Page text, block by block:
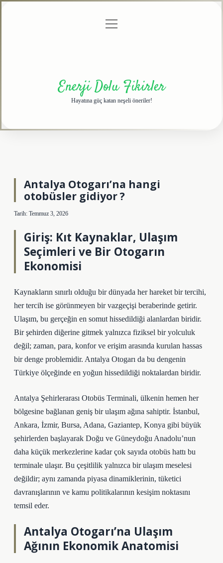
menüyü
Enerji Dolu Fikirler
Hayatına güç katan neşeli öneriler!
Antalya Otogarı’na hangi
otobüsler gidiyor ?
Tarih: Temmuz 3, 2026
Giriş: Kıt Kaynaklar, Ulaşım
Seçimleri ve Bir Otogarın
Ekonomisi
Kaynakların sınırlı olduğu bir dünyada her hareket bir tercihi,
her tercih ise görünmeyen bir vazgeçişi beraberinde getirir.
Ulaşım, bu gerçeğin en somut hissedildiği alanlardan biridir.
Bir şehirden diğerine gitmek yalnızca fiziksel bir yolculuk
değil; zaman, para, konfor ve erişim arasında kurulan hassas
bir denge problemidir. Antalya Otogarı da bu dengenin
Türkiye ölçeğinde en yoğun hissedildiği noktalardan biridir.
Antalya Şehirlerarası Otobüs Terminali, ülkenin hemen her
bölgesine bağlanan geniş bir ulaşım ağına sahiptir. İstanbul,
Ankara, İzmir, Bursa, Adana, Gaziantep, Konya gibi büyük
şehirlerden başlayarak Doğu ve Güneydoğu Anadolu’nun
daha küçük merkezlerine kadar çok sayıda otobüs hattı bu
terminale ulaşır. Bu çeşitlilik yalnızca bir ulaşım meselesi
değildir; aynı zamanda piyasa dinamiklerinin, tüketici
davranışlarının ve kamu politikalarının kesişim noktasını
temsil eder.
Antalya Otogarı’na Ulaşım
Ağının Ekonomik Anatomisi